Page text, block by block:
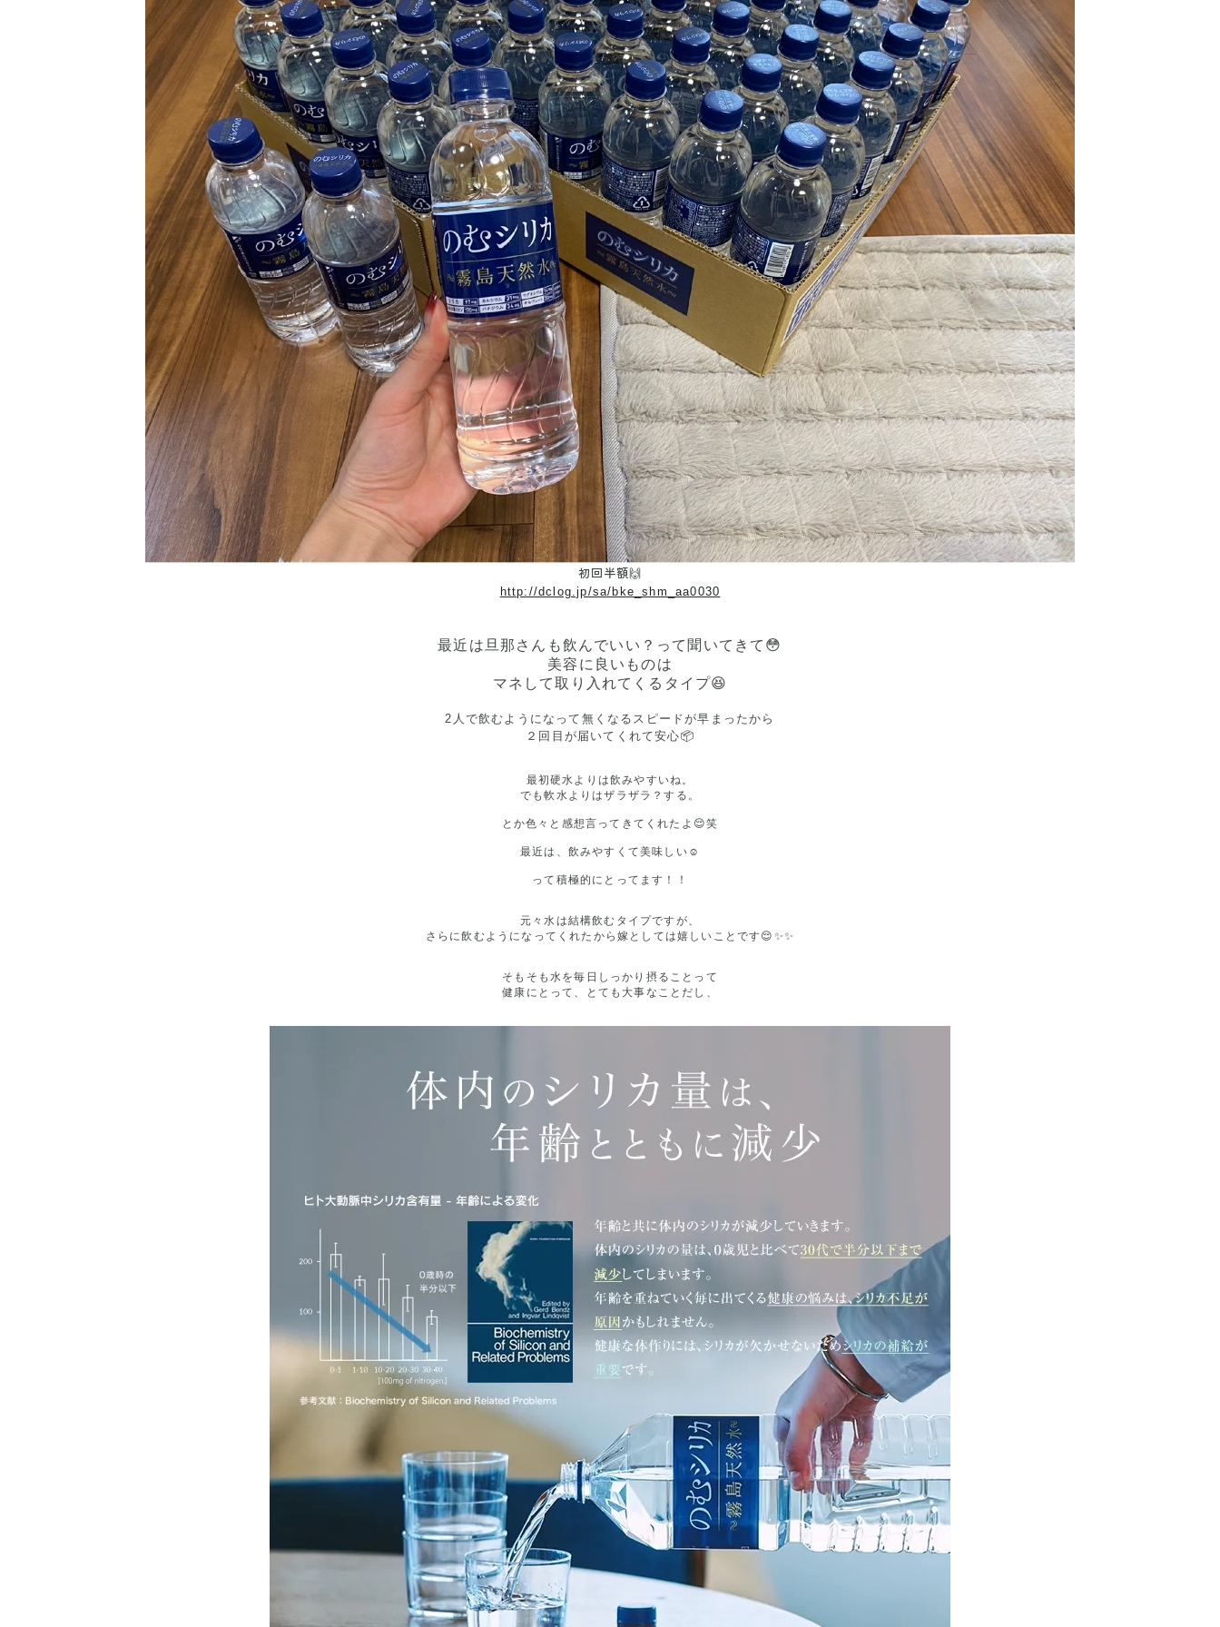
初回半額🙌
http://dclog.jp/sa/bke_shm_aa0030
最近は旦那さんも飲んでいい？って聞いてきて😳
美容に良いものは
マネして取り入れてくるタイプ😆
2人で飲むようになって無くなるスピードが早まったから
２回目が届いてくれて安心📦
最初硬水よりは飲みやすいね。
でも軟水よりはザラザラ？する。
とか色々と感想言ってきてくれたよ😌笑
最近は、飲みやすくて美味しい☺️
って積極的にとってます！！
元々水は結構飲むタイプですが、
さらに飲むようになってくれたから嫁としては嬉しいことです😌✨✨
そもそも水を毎日しっかり摂ることって
健康にとって、とても大事なことだし、